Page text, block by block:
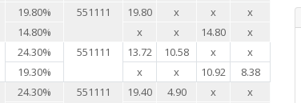
19.80% 551111 19.80 х х
х
14.80%
х х 14.80
х
24.30% 551111 13.72 10.58 х
х
19.30%
х х 10.92
8.38
24.30% 551111 19.40 4.90 х
х